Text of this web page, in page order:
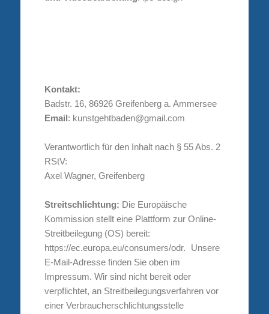
Kontakt:
Badstr. 16, 86926 Greifenberg a. Ammersee
Email: kunstgehtbaden@gmail.com
Verantwortlich für den Inhalt nach § 55 Abs. 2
RStV:
Axel Wagner, Greifenberg
Streitschlichtung: Die Europäische
Kommission stellt eine Plattform zur Online-
Streitbeilegung (OS) bereit:
https://ec.europa.eu/consumers/odr. Unsere
E-Mail-Adresse finden Sie oben im
Impressum. Wir sind nicht bereit oder
verpflichtet, an Streitbeilegungsverfahren vor
einer Verbraucherschlichtungsstelle